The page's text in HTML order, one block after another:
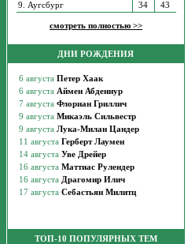
9. Аугсбург
34 43
смотреть полностью >>
ДНИ РОЖДЕНИЯ
ТОП-10 ПОПУЛЯРНЫХ ТЕМ